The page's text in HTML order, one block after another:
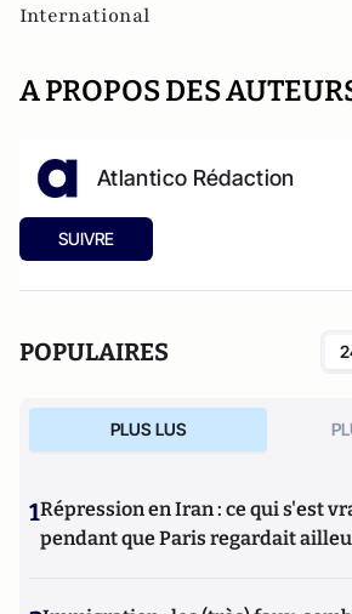
International
A PROPOS DES
Atlantico Rédaction
SUIVRE
POPULAIRES
PLUS LUS
1Répression en Iran : ce qui s'est
pendant que Paris regardait